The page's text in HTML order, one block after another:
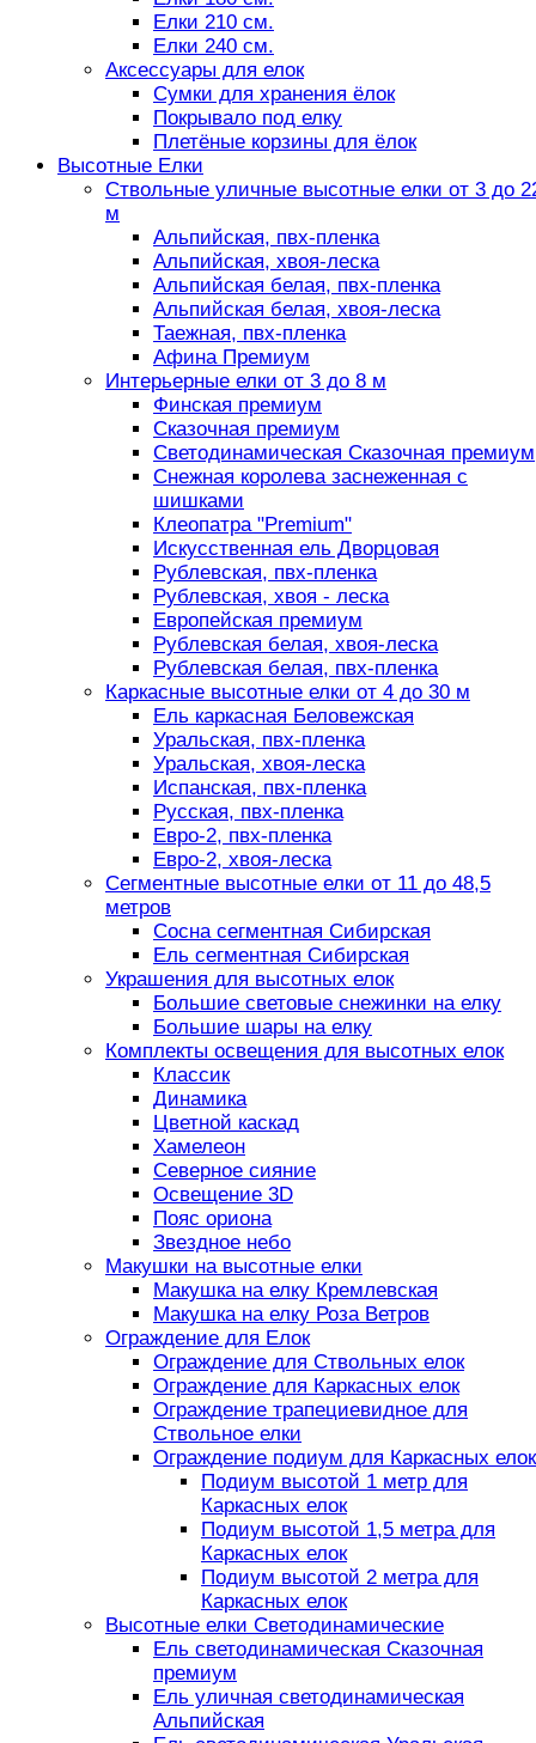
Елки 210 см.
Елки 240 см.
Аксессуары для елок
Сумки для хранения ёлок
Покрывало под елку
Плетёные корзины для ёлок
Высотные Елки
Ствольные уличные высотные елки от 3 до
м
Альпийская, пвх-пленка
Альпийская, хвоя-леска
Альпийская белая, пвх-пленка
Альпийская белая, хвоя-леска
Таежная, пвх-пленка
Афина Премиум
Интерьерные елки от 3 до 8 м
Финская премиум
Сказочная премиум
Светодинамическая Сказочная премиум
Снежная королева заснеженная с
шишками
Клеопатра "Premium"
Искусственная ель Дворцовая
Рублевская, пвх-пленка
Рублевская, хвоя - леска
Европейская премиум
Рублевская белая, хвоя-леска
Рублевская белая, пвх-пленка
Каркасные высотные елки от 4 до 30 м
Ель каркасная Беловежская
Уральская, пвх-пленка
Уральская, хвоя-леска
Испанская, пвх-пленка
Русская, пвх-пленка
Евро-2, пвх-пленка
Евро-2, хвоя-леска
Сегментные высотные елки от 11 до 48,5
метров
Сосна сегментная Сибирская
Ель сегментная Сибирская
Украшения для высотных елок
Большие световые снежинки на елку
Большие шары на елку
Комплекты освещения для высотных елок
Классик
Динамика
Цветной каскад
Хамелеон
Северное сияние
Освещение 3D
Пояс ориона
Звездное небо
Макушки на высотные елки
Макушка на елку Кремлевская
Макушка на елку Роза Ветров
Ограждение для Елок
Ограждение для Ствольных елок
Ограждение для Каркасных елок
Ограждение трапециевидное для
Ствольное елки
Ограждение подиум для Каркасных елок
Подиум высотой 1 метр для
Каркасных елок
Подиум высотой 1,5 метра для
Каркасных елок
Подиум высотой 2 метра для
Каркасных елок
Высотные елки Светодинамические
Ель светодинамическая Сказочная
премиум
Ель уличная светодинамическая
Альпийская